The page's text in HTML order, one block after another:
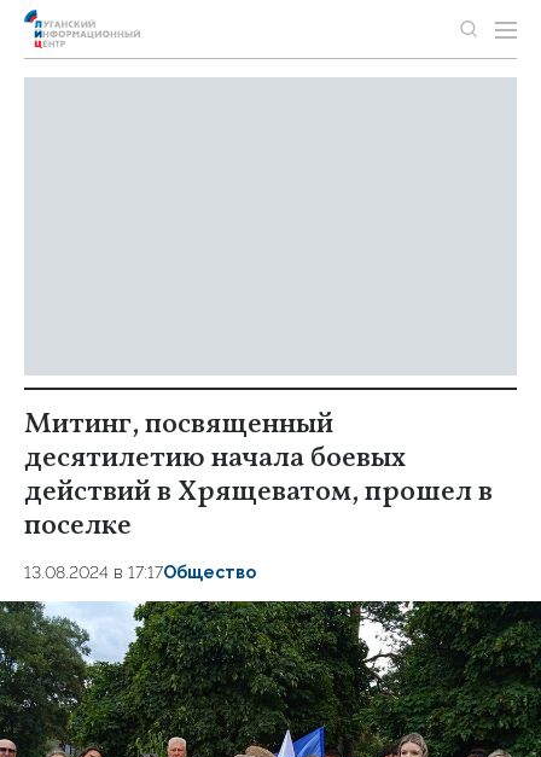
Митинг, посвященный
десятилетию начала боевых
действий в Хрящеватом, прошел в
поселке
13.08.2024 в 17:17Общество